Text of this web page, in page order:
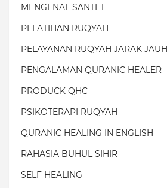
MENGENAL SANTET
PELATIHAN RUQYAH
PELAYANAN RUQYAH JARAK JAUH
PENGALAMAN QURANIC HEALER
PRODUCK QHC
PSIKOTERAPI RUQYAH
QURANIC HEALING IN ENGLISH
RAHASIA BUHUL SIHIR
SELF HEALING